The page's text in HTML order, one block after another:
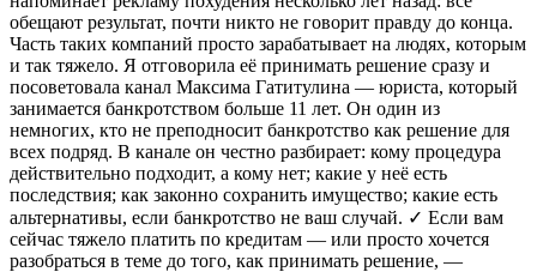
обещают результат, почти никто не говорит правду до конца.
Часть таких компаний просто зарабатывает на людях, которым
и так тяжело. Я отговорила её принимать решение сразу и
посоветовала канал Максима Гатитулина — юриста, который
занимается банкротством больше 11 лет. Он один из
немногих, кто не преподносит банкротство как решение для
всех подряд. В канале он честно разбирает: кому процедура
действительно подходит, а кому нет; какие у неё есть
последствия; как законно сохранить имущество; какие есть
альтернативы, если банкротство не ваш случай. ✓ Если вам
сейчас тяжело платить по кредитам — или просто хочется
разобраться в теме до того, как принимать решение, —